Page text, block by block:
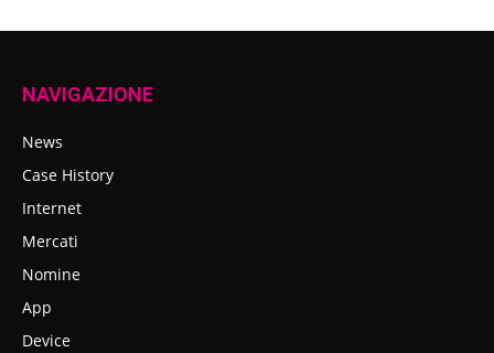
NAVIGAZIONE
News
Case History
Internet
Mercati
Nomine
App
Device